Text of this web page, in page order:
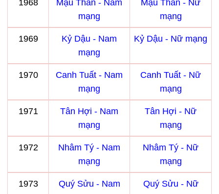
1968
Mậu Thân - Nam
mạng
Mậu Thân - Nữ
mạng
1969
Kỷ Dậu - Nam
mạng
Kỷ Dậu - Nữ mạng
1970
Canh Tuất - Nam
mạng
Canh Tuất - Nữ
mạng
1971
Tân Hợi - Nam
mạng
Tân Hợi - Nữ
mạng
1972
Nhâm Tý - Nam
mạng
Nhâm Tý - Nữ
mạng
1973
Quý Sửu - Nam
Quý Sửu - Nữ